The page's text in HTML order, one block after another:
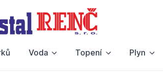
Voda Topení Plyn